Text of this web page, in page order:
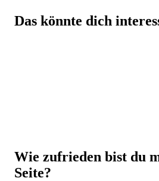
Das könnte dich
Beste Qualität zum besten Preis –
Wie zufrieden bist du
Seite?